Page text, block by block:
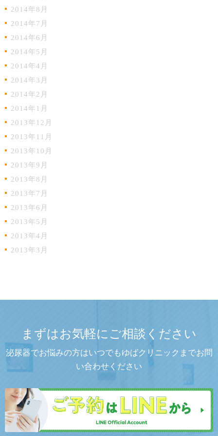
2014年8月
2014年7月
2014年6月
2014年5月
2014年4月
2014年3月
2014年2月
2014年1月
2013年12月
2013年11月
2013年10月
2013年9月
2013年8月
2013年7月
2013年6月
2013年5月
2013年4月
2013年3月
まずはお気軽にご相談ください
泌尿器でお悩みの方はいつでもゆばクリニックまでお問
い合わせください